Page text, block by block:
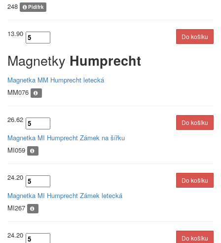
248
Pidifrk
13.90
Magnetky Humprecht
Magnetka MM Humprecht letecká
MM076
26.62
Magnetka MI Humprecht Zámek na šířku
MI059
24.20
Magnetka MI Humprecht Zámek letecká
MI267
24.20